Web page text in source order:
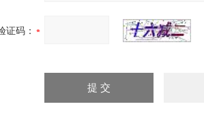
证码：